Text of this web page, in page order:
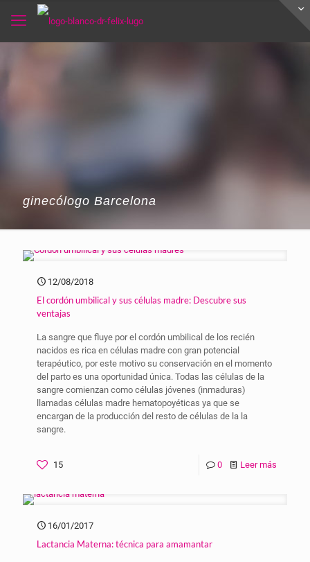
ginecólogo Barcelona
12/08/2018
El cordón umbilical y sus células madre: Descubre sus
ventajas
La sangre que fluye por el cordón umbilical de los recién
nacidos es rica en células madre con gran potencial
terapéutico, por este motivo su conservación en el momento
del parto es una oportunidad única. Todas las células de la
sangre comienzan como células jóvenes (inmaduras)
llamadas células madre hematopoyéticas ya que se
encargan de la producción del resto de células de la la
sangre.
15 0 Leer más
16/01/2017
Lactancia Materna: técnica para amamantar